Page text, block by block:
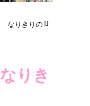
なりきりの世
りき